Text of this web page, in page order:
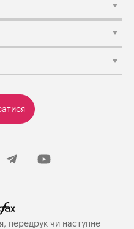
передрук чи наступне